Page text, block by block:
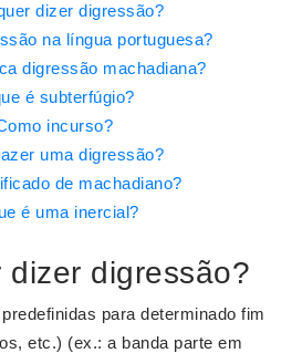
dizer digressão?
na língua portuguesa?
digressão machadiana?
é subterfúgio?
incurso?
uma digressão?
de machadiano?
é uma inercial?
dizer digressão?
para determinado fim
etc.) (ex.: a banda parte em